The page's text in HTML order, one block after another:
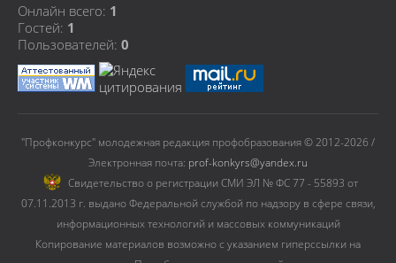
Онлайн всего: 1
Гостей: 1
Пользователей: 0
"Профконкурс" молодежная редакция профобразования © 2012-2026 /
Электронная почта: prof-konkyrs@yandex.ru
Cвидетельство о регистрации СМИ ЭЛ № ФС 77 - 55893 от
07.11.2013 г. выдано Федеральной службой по надзору в сфере связи,
информационных технологий и массовых коммуникаций
Копирование материалов возможно с указанием гиперссылки на